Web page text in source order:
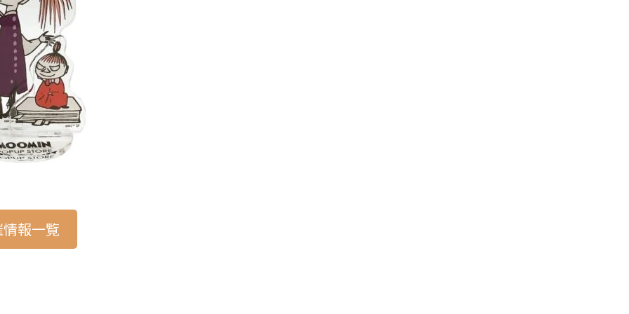
報一覧